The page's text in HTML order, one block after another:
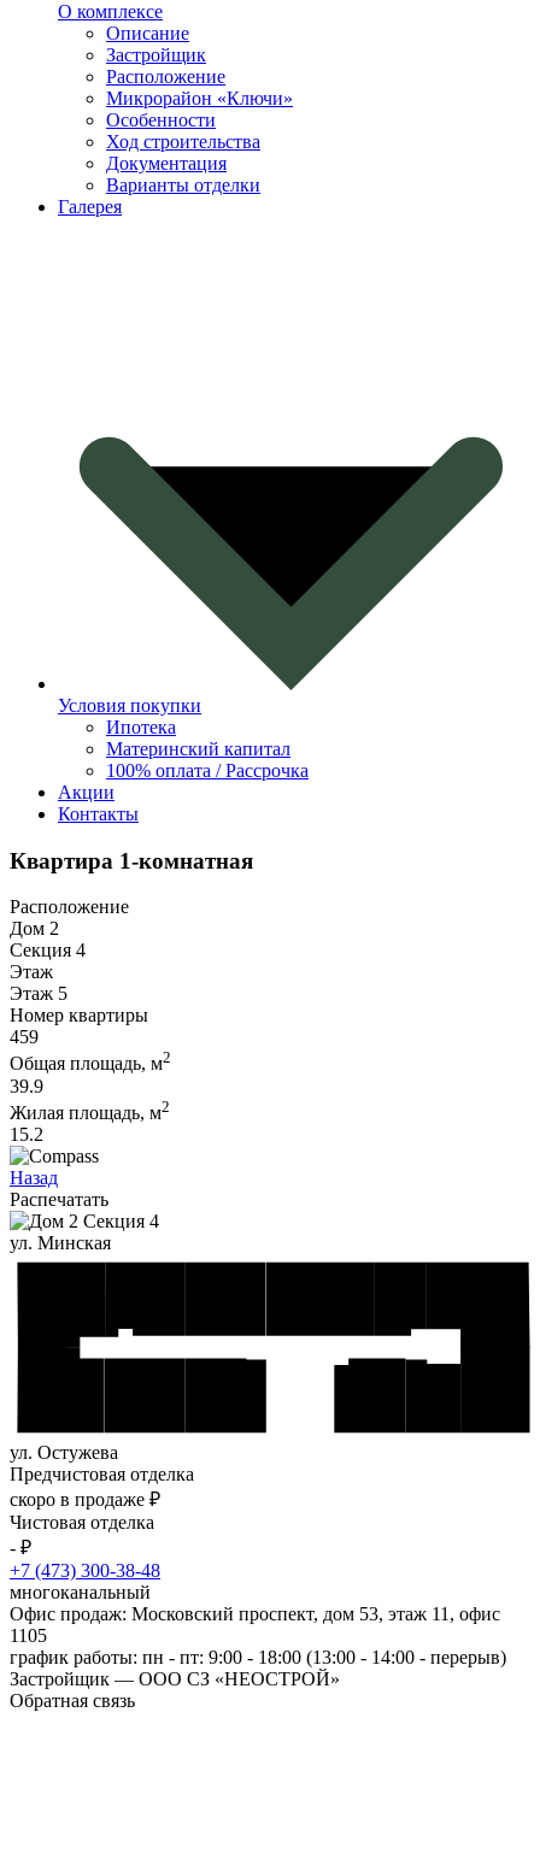
О комплексе
Описание
Застройщик
Расположение
Микрорайон «Ключи»
Особенности
Ход строительства
Документация
Варианты отделки
Галерея
Условия покупки
Ипотека
Материнский капитал
100% оплата / Рассрочка
Акции
Контакты
Квартира 1-комнатная
Расположение
Дом 2
Секция 4
Этаж
Этаж 5
Номер квартиры
459
Общая площадь, м2
39.9
Жилая площадь, м2
15.2
Назад
Распечатать
ул. Минская
ул. Остужева
Предчистовая отделка
скоро в продаже ₽
Чистовая отделка
- ₽
+7 (473) 300-38-48
многоканальный
Офис продаж: Московский проспект, дом 53, этаж 11, офис
1105
график работы: пн - пт: 9:00 - 18:00 (13:00 - 14:00 - перерыв)
Застройщик — ООО СЗ «НЕОСТРОЙ»
Обратная связь